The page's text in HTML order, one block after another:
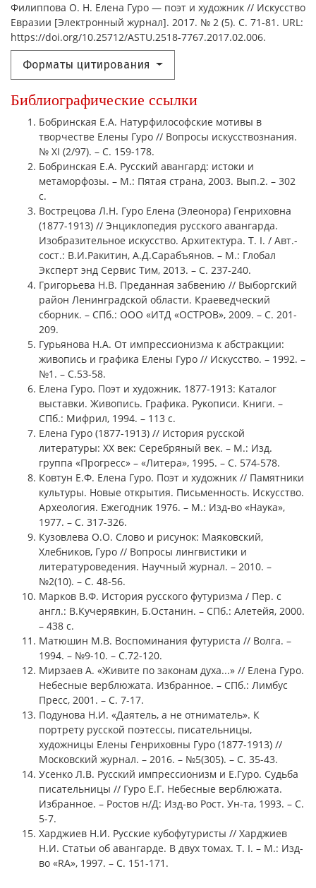
Филиппова О. Н. Елена Гуро — поэт и художник // Искусство
Евразии [Электронный журнал]. 2017. № 2 (5). С. 71-81. URL:
https://doi.org/10.25712/ASTU.2518-7767.2017.02.006.
Форматы цитирования
Библиографические ссылки
Бобринская Е.А. Натурфилософские мотивы в
творчестве Елены Гуро // Вопросы искусствознания.
№ XI (2/97). – С. 159-178.
Бобринская Е.А. Русский авангард: истоки и
метаморфозы. – М.: Пятая страна, 2003. Вып.2. – 302
с.
Вострецова Л.Н. Гуро Елена (Элеонора) Генриховна
(1877-1913) // Энциклопедия русского авангарда.
Изобразительное искусство. Архитектура. Т. I. / Авт.-
сост.: В.И.Ракитин, А.Д.Сарабъянов. – М.: Глобал
Эксперт энд Сервис Тим, 2013. – С. 237-240.
Григорьева Н.В. Преданная забвению // Выборгский
район Ленинградской области. Краеведческий
сборник. – СПб.: ООО «ИТД «ОСТРОВ», 2009. – С. 201-
209.
Гурьянова Н.А. От импрессионизма к абстракции:
живопись и графика Елены Гуро // Искусство. – 1992. –
№1. – С.53-58.
Елена Гуро. Поэт и художник. 1877-1913: Каталог
выставки. Живопись. Графика. Рукописи. Книги. –
СПб.: Мифрил, 1994. – 113 с.
Елена Гуро (1877-1913) // История русской
литературы: XX век: Серебряный век. – М.: Изд.
группа «Прогресс» – «Литера», 1995. – С. 574-578.
Ковтун Е.Ф. Елена Гуро. Поэт и художник // Памятники
культуры. Новые открытия. Письменность. Искусство.
Археология. Ежегодник 1976. – М.: Изд-во «Наука»,
1977. – С. 317-326.
Кузовлева О.О. Слово и рисунок: Маяковский,
Хлебников, Гуро // Вопросы лингвистики и
литературоведения. Научный журнал. – 2010. –
№2(10). – С. 48-56.
Марков В.Ф. История русского футуризма / Пер. с
англ.: В.Кучерявкин, Б.Останин. – СПб.: Алетейя, 2000.
– 438 с.
Матюшин М.В. Воспоминания футуриста // Волга. –
1994. – №9-10. – С.72-120.
Мирзаев А. «Живите по законам духа...» // Елена Гуро.
Небесные верблюжата. Избранное. – СПб.: Лимбус
Пресс, 2001. – С. 7-17.
Подунова Н.И. «Даятель, а не отниматель». К
портрету русской поэтессы, писательницы,
художницы Елены Генриховны Гуро (1877-1913) //
Московский журнал. – 2016. – №5(305). – С. 35-43.
Усенко Л.В. Русский импрессионизм и Е.Гуро. Судьба
писательницы // Гуро Е.Г. Небесные верблюжата.
Избранное. – Ростов н/Д: Изд-во Рост. Ун-та, 1993. – С.
5-7.
Харджиев Н.И. Русские кубофутуристы // Харджиев
Н.И. Статьи об авангарде. В двух томах. Т. I. – М.: Изд-
во «RA», 1997. – С. 151-171.